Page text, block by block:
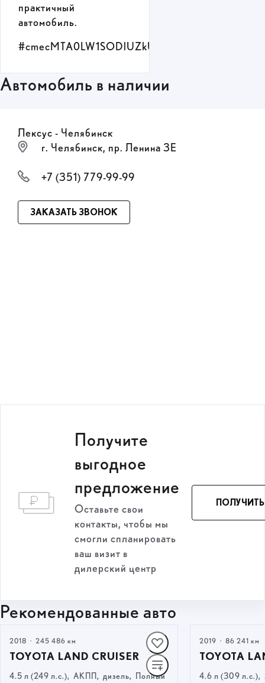
практичный
автомобиль.
#cmecMTA0LW1SODlUZkU=
Автомобиль в наличии
Лексус - Челябинск
г. Челябинск, пр. Ленина 3Е
+7 (351) 779-99-99
ЗАКАЗАТЬ ЗВОНОК
Получитe
выгодное
предложение
Оставьте свои
контакты, чтобы мы
смогли спланировать
ваш визит в
дилерский центр
Рекомендованные авто
2018 · 245 486 км
TOYOTA LAND CRUISER
4.5 л (249 л.с.), АКПП, дизель, Полный
2019 · 86 241 км
TOYOTA
4.6 л (309